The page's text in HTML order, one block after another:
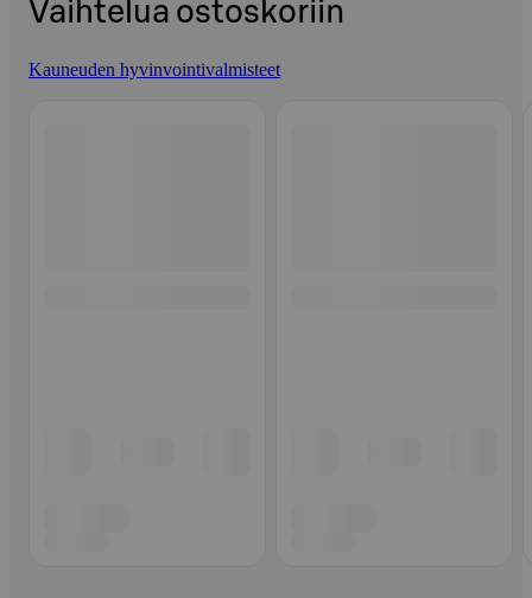
Vaihtelua ostoskoriin
Kauneuden hyvinvointivalmisteet